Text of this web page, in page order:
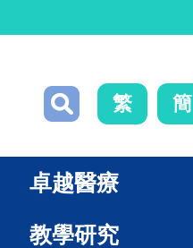
繁 簡
卓越醫療
教學研究